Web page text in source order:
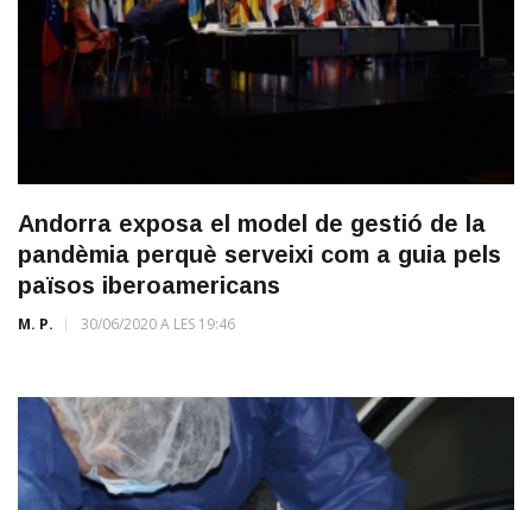
Andorra exposa el model de gestió de la
pandèmia perquè serveixi com a guia pels
països iberoamericans
M. P. 30/06/2020 A LES 19:46